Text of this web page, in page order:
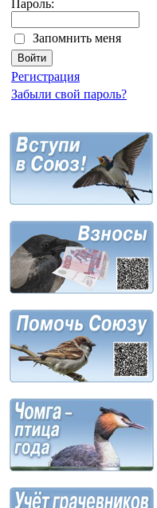
Пароль:
Запомнить меня
Регистрация
Забыли свой пароль?